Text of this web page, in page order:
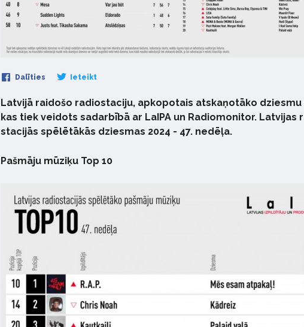
Dalīties Ieteikt
Latvijā raidošo radiostaciju, apkopotais atskaņotāko dziesmu
kas tiek veidots sadarbībā ar LaIPA un Radiomonitor. Latvijas
stacijās spēlētākās dziesmas 2024 - 47. nedēļa.
Pašmāju mūziķu Top 10